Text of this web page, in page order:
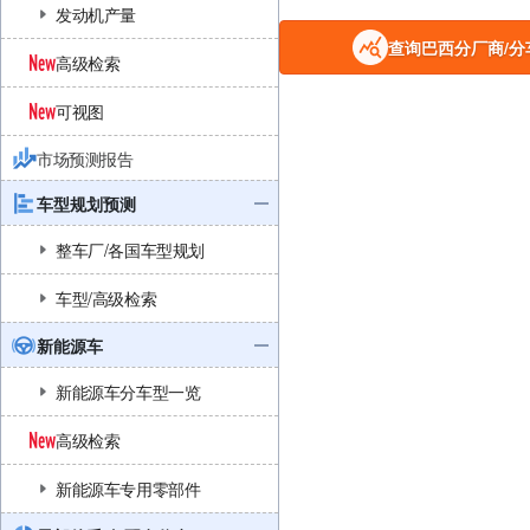
发动机产量
高级检索
可视图
市场预测报告
车型规划预测
整车厂/各国车型规划
车型/高级检索
新能源车
新能源车分车型一览
高级检索
新能源车专用零部件
查询巴西分厂商/